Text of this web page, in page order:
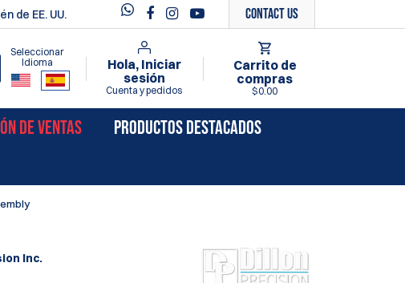
de EE. UU. Contact Us
Seleccionar
Idioma
Hola, Iniciar
sesión
Cuenta y pedidos
Carrito de
compras
$0.00
DE VENTAS
PRODUCTOS DESTACADOS
Inc.